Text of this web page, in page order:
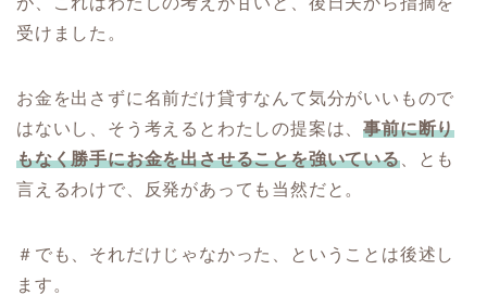
受けました。
お金を出さずに名前だけ貸すなんて気分がいいもので
はないし、そう考えるとわたしの提案は、事前に断り
もなく勝手にお金を出させることを強いている、とも
言えるわけで、反発があっても当然だと。
＃でも、それだけじゃなかった、ということは後述し
ます。